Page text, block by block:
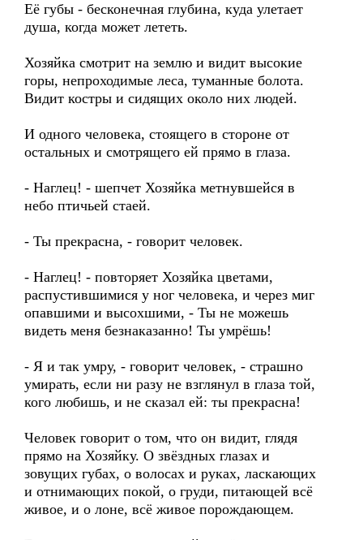
Её губы - бесконечная глубина, куда улетает
душа, когда может лететь.
Хозяйка смотрит на землю и видит высокие
горы, непроходимые леса, туманные болота.
Видит костры и сидящих около них людей.
И одного человека, стоящего в стороне от
остальных и смотрящего ей прямо в глаза.
- Наглец! - шепчет Хозяйка метнувшейся в
небо птичьей стаей.
- Ты прекрасна, - говорит человек.
- Наглец! - повторяет Хозяйка цветами,
распустившимися у ног человека, и через миг
опавшими и высохшими, - Ты не можешь
видеть меня безнаказанно! Ты умрёшь!
- Я и так умру, - говорит человек, - страшно
умирать, если ни разу не взглянул в глаза той,
кого любишь, и не сказал ей: ты прекрасна!
Человек говорит о том, что он видит, глядя
прямо на Хозяйку. О звёздных глазах и
зовущих губах, о волосах и руках, ласкающих
и отнимающих покой, о груди, питающей всё
живое, и о лоне, всё живое порождающем.